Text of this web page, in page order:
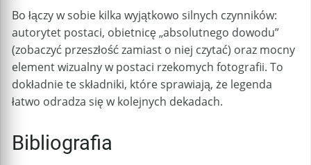
Bo łączy w sobie kilka wyjątkowo silnych czynników:
autorytet postaci, obietnicę „absolutnego dowodu”
(zobaczyć przeszłość zamiast o niej czytać) oraz mocny
element wizualny w postaci rzekomych fotografii. To
dokładnie te składniki, które sprawiają, że legenda
łatwo odradza się w kolejnych dekadach.
Bibliografia